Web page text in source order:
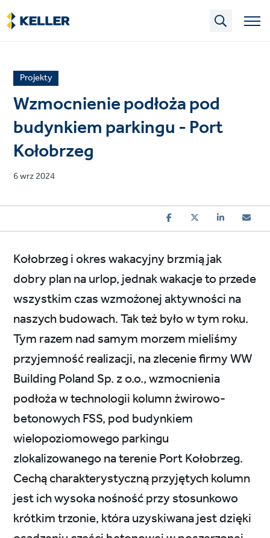
Skip
to
main
News
article
category
Projekty
Wzmocnienie podłoża pod
budynkiem parkingu - Port
Kołobrzeg
Published
6 wrz 2024
Kołobrzeg i okres wakacyjny brzmią jak
dobry plan na urlop, jednak wakacje to przede
wszystkim czas wzmożonej aktywności na
naszych budowach. Tak też było w tym roku.
Tym razem nad samym morzem mieliśmy
przyjemność realizacji, na zlecenie firmy WW
Building Poland Sp. z o.o., wzmocnienia
podłoża w technologii kolumn żwirowo-
betonowych FSS, pod budynkiem
wielopoziomowego parkingu
zlokalizowanego na terenie Port Kołobrzeg.
Cechą charakterystyczną przyjętych kolumn
jest ich wysoka nośność przy stosunkowo
krótkim trzonie, która uzyskiwana jest dzięki